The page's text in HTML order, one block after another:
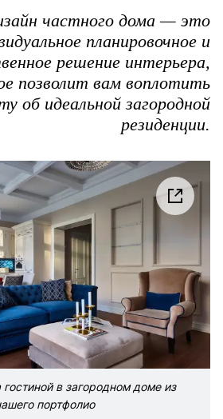
частного дома — это
планировочное и
решение интерьера,
позволит вам воплотить
об идеальной загородной
резиденции.
гостиной в загородном доме из
портфолио